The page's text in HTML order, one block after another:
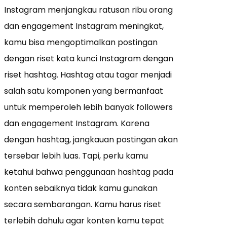
Instagram menjangkau ratusan ribu orang
dan engagement Instagram meningkat,
kamu bisa mengoptimalkan postingan
dengan riset kata kunci Instagram dengan
riset hashtag. Hashtag atau tagar menjadi
salah satu komponen yang bermanfaat
untuk memperoleh lebih banyak followers
dan engagement Instagram. Karena
dengan hashtag, jangkauan postingan akan
tersebar lebih luas. Tapi, perlu kamu
ketahui bahwa penggunaan hashtag pada
konten sebaiknya tidak kamu gunakan
secara sembarangan. Kamu harus riset
terlebih dahulu agar konten kamu tepat